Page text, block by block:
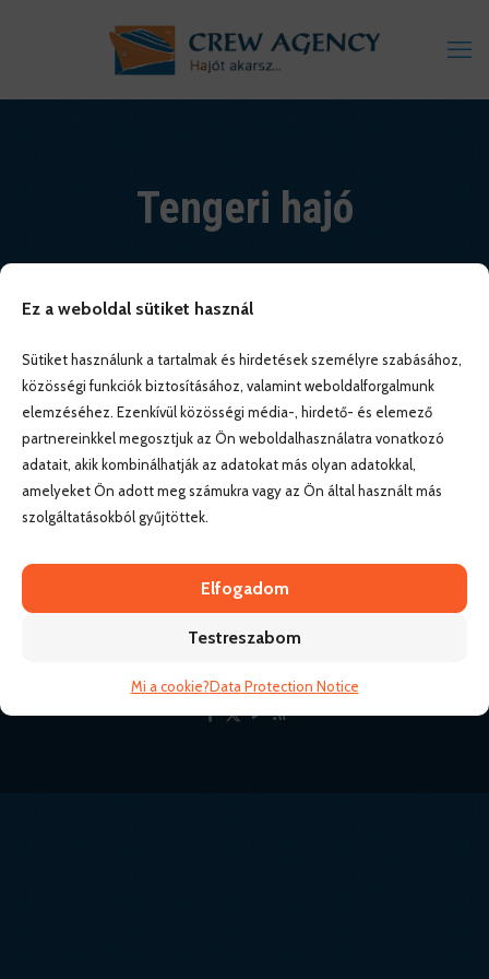
Ez a weboldal sütiket használ
Sütiket használunk a tartalmak és hirdetések személyre szabásához,
közösségi funkciók biztosításához, valamint weboldalforgalmunk
elemzéséhez. Ezenkívül közösségi média-, hirdető- és elemező
partnereinkkel megosztjuk az Ön weboldalhasználatra vonatkozó
adatait, akik kombinálhatják az adatokat más olyan adatokkal,
amelyeket Ön adott meg számukra vagy az Ön által használt más
szolgáltatásokból gyűjtöttek.
Elfogadom
Testreszabom
Mi a cookie?Data Protection Notice
Tengeri hajó
Tengeri hajó
2026 CREW-AGENCY Kft. • Minden jog
fenntartva!